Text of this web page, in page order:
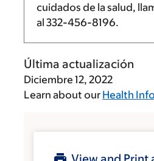
cuidados de la salud,
al 332-456-8196.
Última actualización
Diciembre 12, 2022
Learn about our Health